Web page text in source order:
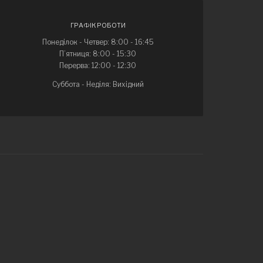
ГРАФІК РОБОТИ
Понеділок - Четвер: 8:00 - 16:45
П’ятниця: 8:00 - 15:30
Перерва: 12:00 - 12:30
Суббота - Неділя: Вихідний